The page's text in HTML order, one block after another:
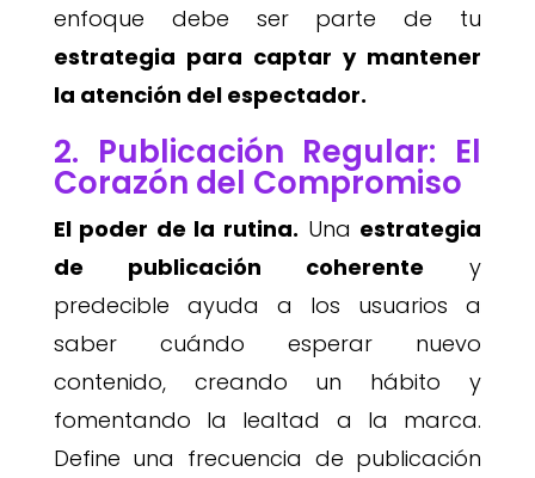
enfoque debe ser parte de tu
estrategia para captar y mantener
la atención del espectador.
2. Publicación Regular: El
Corazón del Compromiso
El poder de la rutina. Una estrategia
de publicación coherente y
predecible ayuda a los usuarios a
saber cuándo esperar nuevo
contenido, creando un hábito y
fomentando la lealtad a la marca.
Define una frecuencia de publicación